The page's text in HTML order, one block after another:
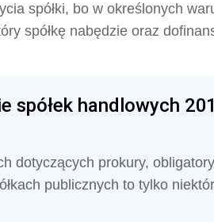
spółki, bo w określonych
spółkę nabędzie oraz
spółek handlowych
dotyczących prokury,
publicznych to tylko